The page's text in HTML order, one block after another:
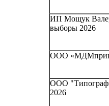
ИП Мощук
выборы 2026
ООО
ООО
2026